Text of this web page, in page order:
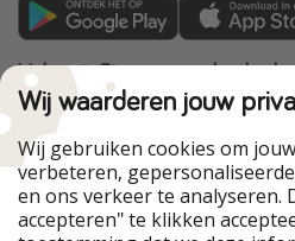
VakantiePiraten maakt deel
HolidayPirates Group
Onze markten
PiratinViaggio
WakacyjniPiraci
Ferienpiraten
Wij waarderen jouw
Wij gebruiken cookies om
verbeteren,
en ons verkeer te analyseren.
accepteren" te klikken